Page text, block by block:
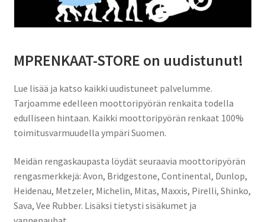
MPRENKAAT-STORE on uudistunut!
Lue lisää ja katso kaikki uudistuneet palvelumme.
Tarjoamme edelleen moottoripyörän renkaita todella
edulliseen hintaan. Kaikki moottoripyörän renkaat 100%
toimitusvarmuudella ympäri Suomen.
Meidän rengaskaupasta löydät seuraavia moottoripyörän
rengasmerkkejä: Avon, Bridgestone, Continental, Dunlop,
Heidenau, Metzeler, Michelin, Mitas, Maxxis, Pirelli, Shinko,
Sava, Vee Rubber. Lisäksi tietysti sisäkumet ja